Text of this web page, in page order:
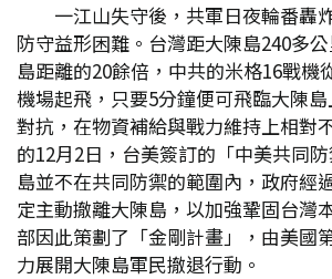
一江山失守後，共軍日夜輪番轟
防守益形困難。台灣距大陳島240多
島距離的20餘倍，中共的米格16戰機
機場起飛，只要5分鐘便可飛臨大陳
對抗，在物資補給與戰力維持上相對
的12月2日，台美簽訂的「中美共同
島並不在共同防禦的範圍內，政府經
定主動撤離大陳島，以加強鞏固台灣
部因此策劃了「金剛計畫」，由美國
力展開大陳島軍民撤退行動。